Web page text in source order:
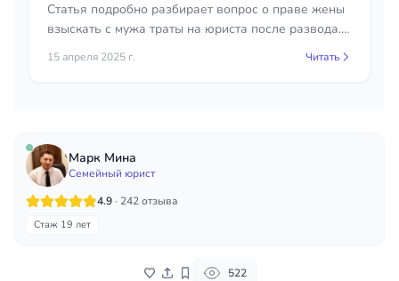
Марк Мина
Семейный юрист
4.9· 242 отзыва
Стаж 19 лет
522
Статья подробно разбирает вопрос о праве жены
взыскать с мужа траты на юриста после развода.
Анализ судебной практики и законодательства.
15 апреля 2025 г. Читать